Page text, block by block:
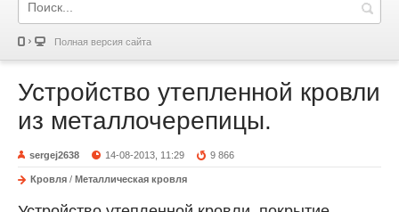
Полная версия сайта
Устройство утепленной кровли
из металлочерепицы.
sergej2638 14-08-2013, 11:29 9 866
Кровля / Металлическая кровля